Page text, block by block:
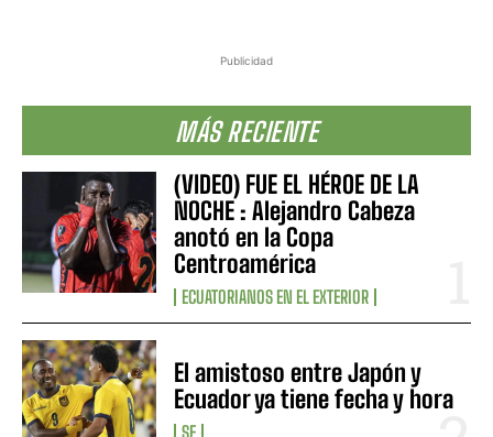
Publicidad
MÁS RECIENTE
(VIDEO) FUE EL HÉROE DE LA
NOCHE : Alejandro Cabeza
anotó en la Copa
Centroamérica
ECUATORIANOS EN EL EXTERIOR
El amistoso entre Japón y
Ecuador ya tiene fecha y hora
SF